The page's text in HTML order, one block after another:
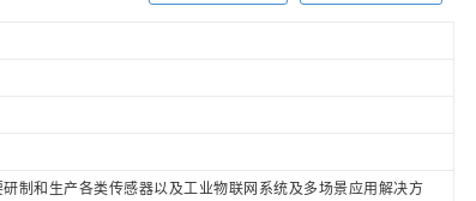
制和生产各类传感器以及工业物联网系统及多场景应用解决方